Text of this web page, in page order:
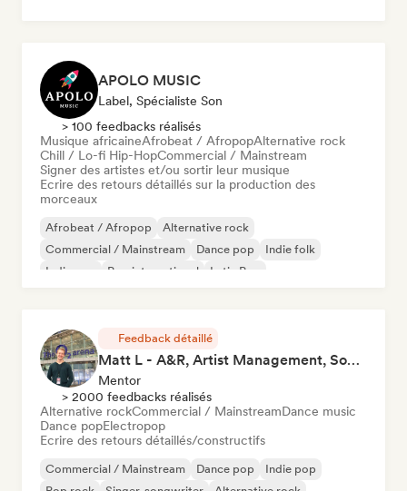
APOLO MUSIC
Label, Spécialiste Son
> 100 feedbacks réalisés
Musique africaineAfrobeat / AfropopAlternative rock
Chill / Lo-fi Hip-HopCommercial / Mainstream
Signer des artistes et/ou sortir leur musique
Ecrire des retours détaillés sur la production des
morceaux
Afrobeat / Afropop
Alternative rock
Commercial / Mainstream
Dance pop
Indie folk
Indie pop
Pop international Latin Pop
Feedback détaillé
Matt L - A&R, Artist Management, Songwriter
Mentor
> 2000 feedbacks réalisés
Alternative rockCommercial / MainstreamDance music
Dance popElectropop
Ecrire des retours détaillés/constructifs
Commercial / Mainstream Dance pop
Indie pop